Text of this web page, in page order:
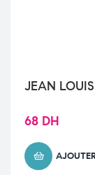
JEAN
68 DH